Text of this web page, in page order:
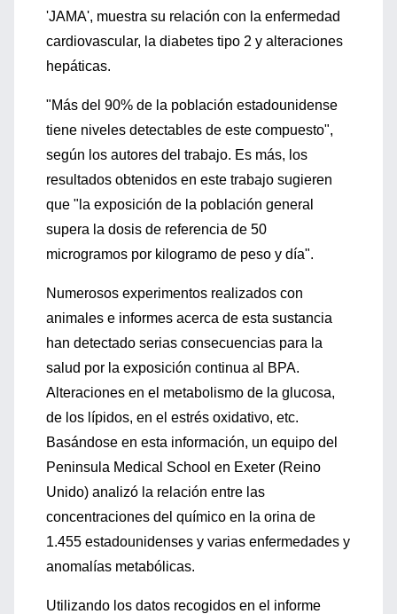
'JAMA', muestra su relación con la enfermedad
cardiovascular, la diabetes tipo 2 y alteraciones
hepáticas.
"Más del 90% de la población estadounidense
tiene niveles detectables de este compuesto",
según los autores del trabajo. Es más, los
resultados obtenidos en este trabajo sugieren
que "la exposición de la población general
supera la dosis de referencia de 50
microgramos por kilogramo de peso y día".
Numerosos experimentos realizados con
animales e informes acerca de esta sustancia
han detectado serias consecuencias para la
salud por la exposición continua al BPA.
Alteraciones en el metabolismo de la glucosa,
de los lípidos, en el estrés oxidativo, etc.
Basándose en esta información, un equipo del
Peninsula Medical School en Exeter (Reino
Unido) analizó la relación entre las
concentraciones del químico en la orina de
1.455 estadounidenses y varias enfermedades y
anomalías metabólicas.
Utilizando los datos recogidos en el informe